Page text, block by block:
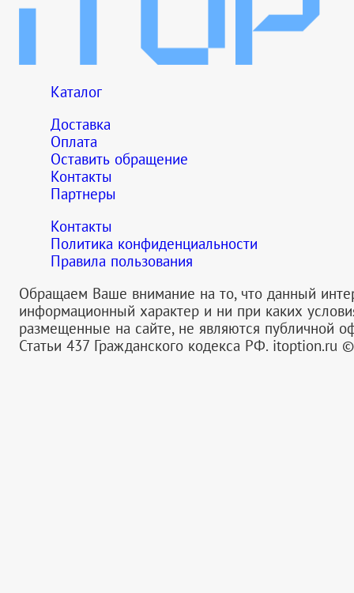
Каталог
Доставка
Оплата
Оставить обращение
Контакты
Партнеры
Контакты
Политика конфиденциальности
Правила пользования
Обращаем Ваше внимание на то, что данный
информационный характер и ни при каких
размещенные на сайте, не являются публичной
Статьи 437 Гражданского кодекса РФ. itoption.ru